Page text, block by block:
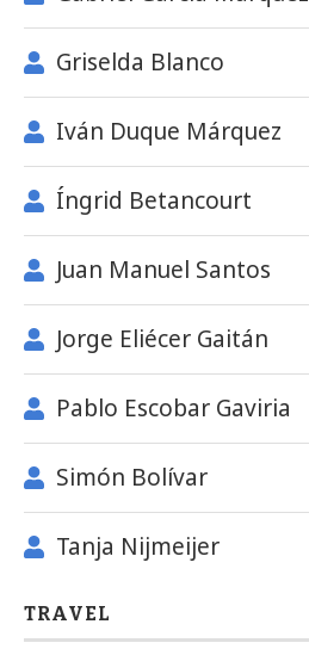
Griselda Blanco
Iván Duque Márquez
Íngrid Betancourt
Juan Manuel Santos
Jorge Eliécer Gaitán
Pablo Escobar Gaviria
Simón Bolívar
Tanja Nijmeijer
TRAVEL